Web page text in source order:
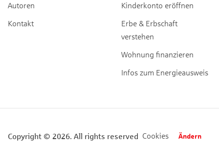
Autoren
Kontakt
Kinderkonto eröffnen
Erbe & Erbschaft
verstehen
Wohnung finanzieren
Infos zum Energieausweis
Copyright © 2026. All rights reserved Cookies Ändern